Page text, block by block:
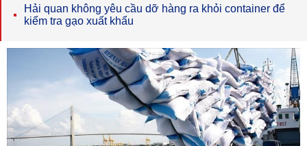
Hải quan không yêu cầu dỡ hàng ra khỏi container để
kiểm tra gạo xuất khẩu